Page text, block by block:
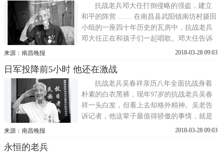
大海之中的局面。把推广地雷战当成人民战
争的重要组成部分，不能光想着打军...
抗战老兵邓大任打倒侵略的强盗，建立
和平的阵营 …… 在南昌县武阳镇南坊村摄田
小组的一座四十年历史的瓦房中，抗战老兵
邓大任正在和孩子们一起唱歌。邓大任告诉
记者，这首歌叫作《打倒侵略的强盗》。
他和几个同学一起在江西宁都当兵，并在湖
南芷江受训三年。在部队里，他们会经常唱
《烈火燃烧在沂蒙山上》、《十...
来源：南昌晚报 2018-03-28 09:03
日军投降前5小时 他还在激战
抗战老兵吴春祥亲历八年全面抗战身着
朴素的白衣黑裤，现年97岁的抗战老兵吴春
祥一头白发，但看上去却格外精神。吴老告
诉记者，他这辈子最值得骄傲的事情，就是
上了抗战前线。说话时，吴老语气坚定而激
来源：南昌晚报 2018-03-28 09:03
永恒的老兵